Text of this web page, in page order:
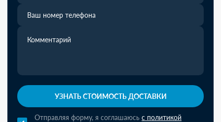
УЗНАТЬ СТОИМОСТЬ ДОСТАВКИ
Отправляя форму, я соглашаюсь с политикой